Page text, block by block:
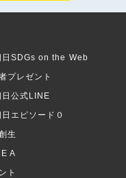
日SDGs on the Web
プレゼント
日公式LINE
日エピソード０
生
A
ト